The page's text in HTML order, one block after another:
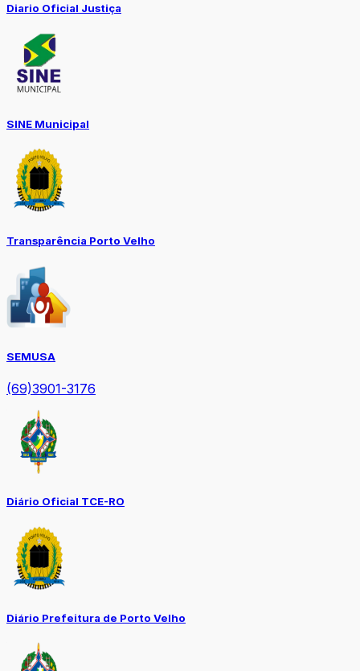
Diario Oficial Justiça
SINE Municipal
Transparência Porto Velho
SEMUSA
(69)3901-3176
Diário Oficial TCE-RO
Diário Prefeitura de Porto Velho